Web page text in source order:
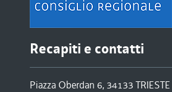
Recapiti e contatti
Piazza Oberdan 6, 34133 TRIESTE